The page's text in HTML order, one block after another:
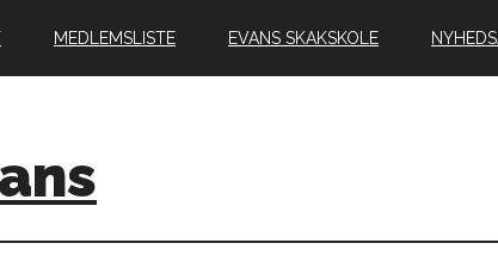
MEDLEMSLISTE EVANS SKAKSKOLE